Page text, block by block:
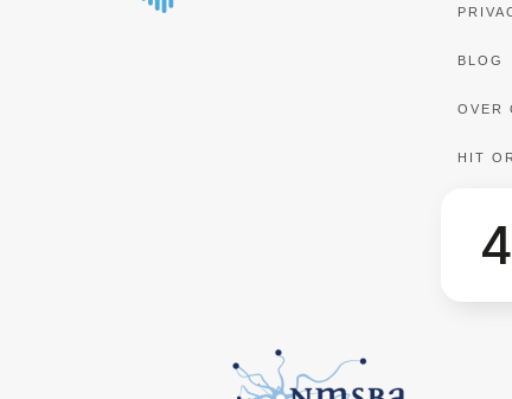
BLOG
OVER
HIT